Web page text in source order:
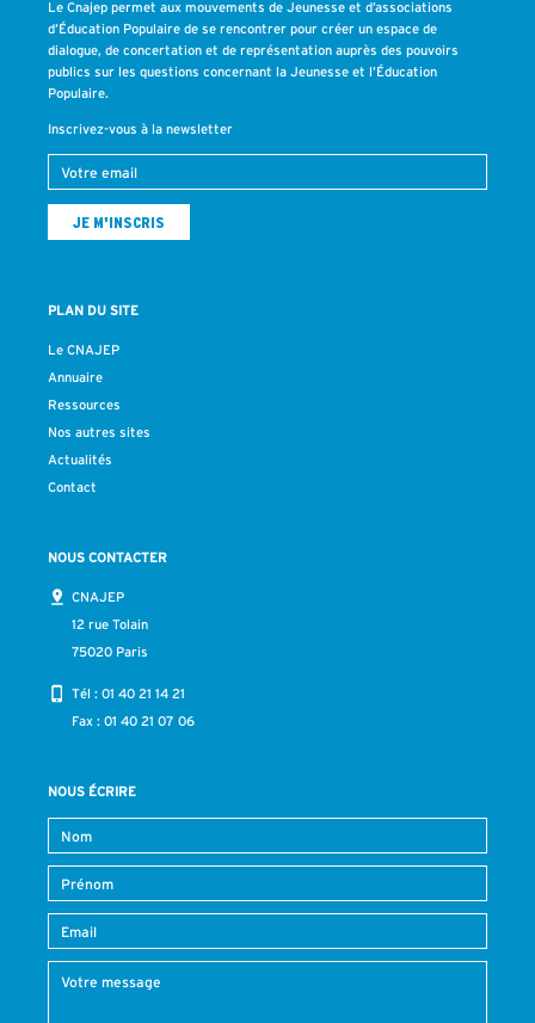
Le Cnajep permet aux mouvements de Jeunesse et d’associations
d’Éducation Populaire de se rencontrer pour créer un espace de
dialogue, de concertation et de représentation auprès des pouvoirs
publics sur les questions concernant la Jeunesse et l’Éducation
Populaire.
Inscrivez-vous à la newsletter
PLAN DU SITE
Le CNAJEP
Annuaire
Ressources
Nos autres sites
Actualités
Contact
NOUS CONTACTER
CNAJEP
12 rue Tolain
75020 Paris
Tél : 01 40 21 14 21
Fax : 01 40 21 07 06
NOUS ÉCRIRE